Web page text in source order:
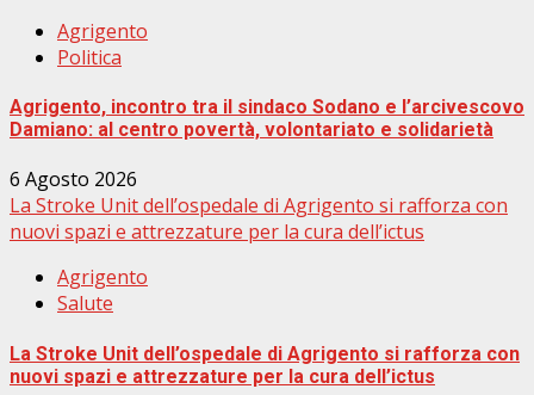
Agrigento
Politica
Agrigento, incontro tra il sindaco Sodano e l’arcivescovo
Damiano: al centro povertà, volontariato e solidarietà
6 Agosto 2026
La Stroke Unit dell’ospedale di Agrigento si rafforza con
nuovi spazi e attrezzature per la cura dell’ictus
Agrigento
Salute
La Stroke Unit dell’ospedale di Agrigento si rafforza con
nuovi spazi e attrezzature per la cura dell’ictus